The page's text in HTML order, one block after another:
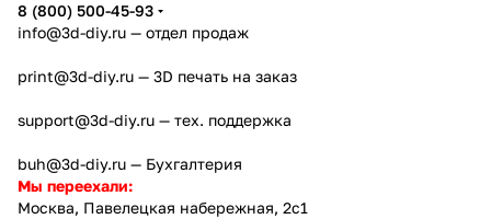
8 (800) 500-45-93
info@3d-diy.ru — отдел продаж
print@3d-diy.ru — 3D печать на заказ
support@3d-diy.ru — тех. поддержка
buh@3d-diy.ru — Бухгалтерия
Мы переехали:
Москва, Павелецкая набережная, 2с1